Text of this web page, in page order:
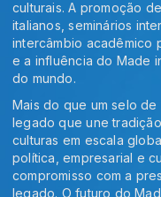
culturais. A promoção
italianos, seminários
intercâmbio acadêmico
e a influência do Made
do mundo.
Mais do que um selo
legado que une
culturas em escala
política, empresarial e
compromisso com a
legado. O futuro do